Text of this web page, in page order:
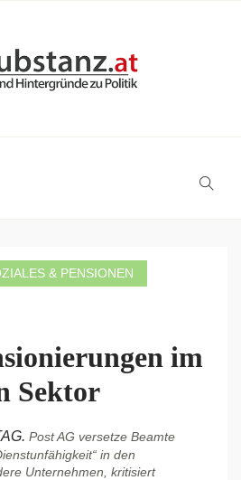
& PENSIONEN
im
Sektor
Post AG versetze Beamte
in den
Unternehmen, kritisiert